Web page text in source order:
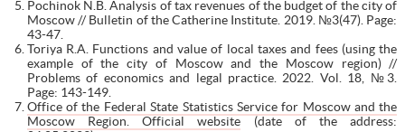
Pochinok N.B. Analysis of tax revenues of the budget of the city of
Moscow // Bulletin of the Catherine Institute. 2019. №3(47). Page:
43-47.
Toriya R.A. Functions and value of local taxes and fees (using the
example of the city of Moscow and the Moscow region) //
Problems of economics and legal practice. 2022. Vol. 18, №3.
Page: 143-149.
Office of the Federal State Statistics Service for Moscow and the
Moscow Region. Official website (date of the address: